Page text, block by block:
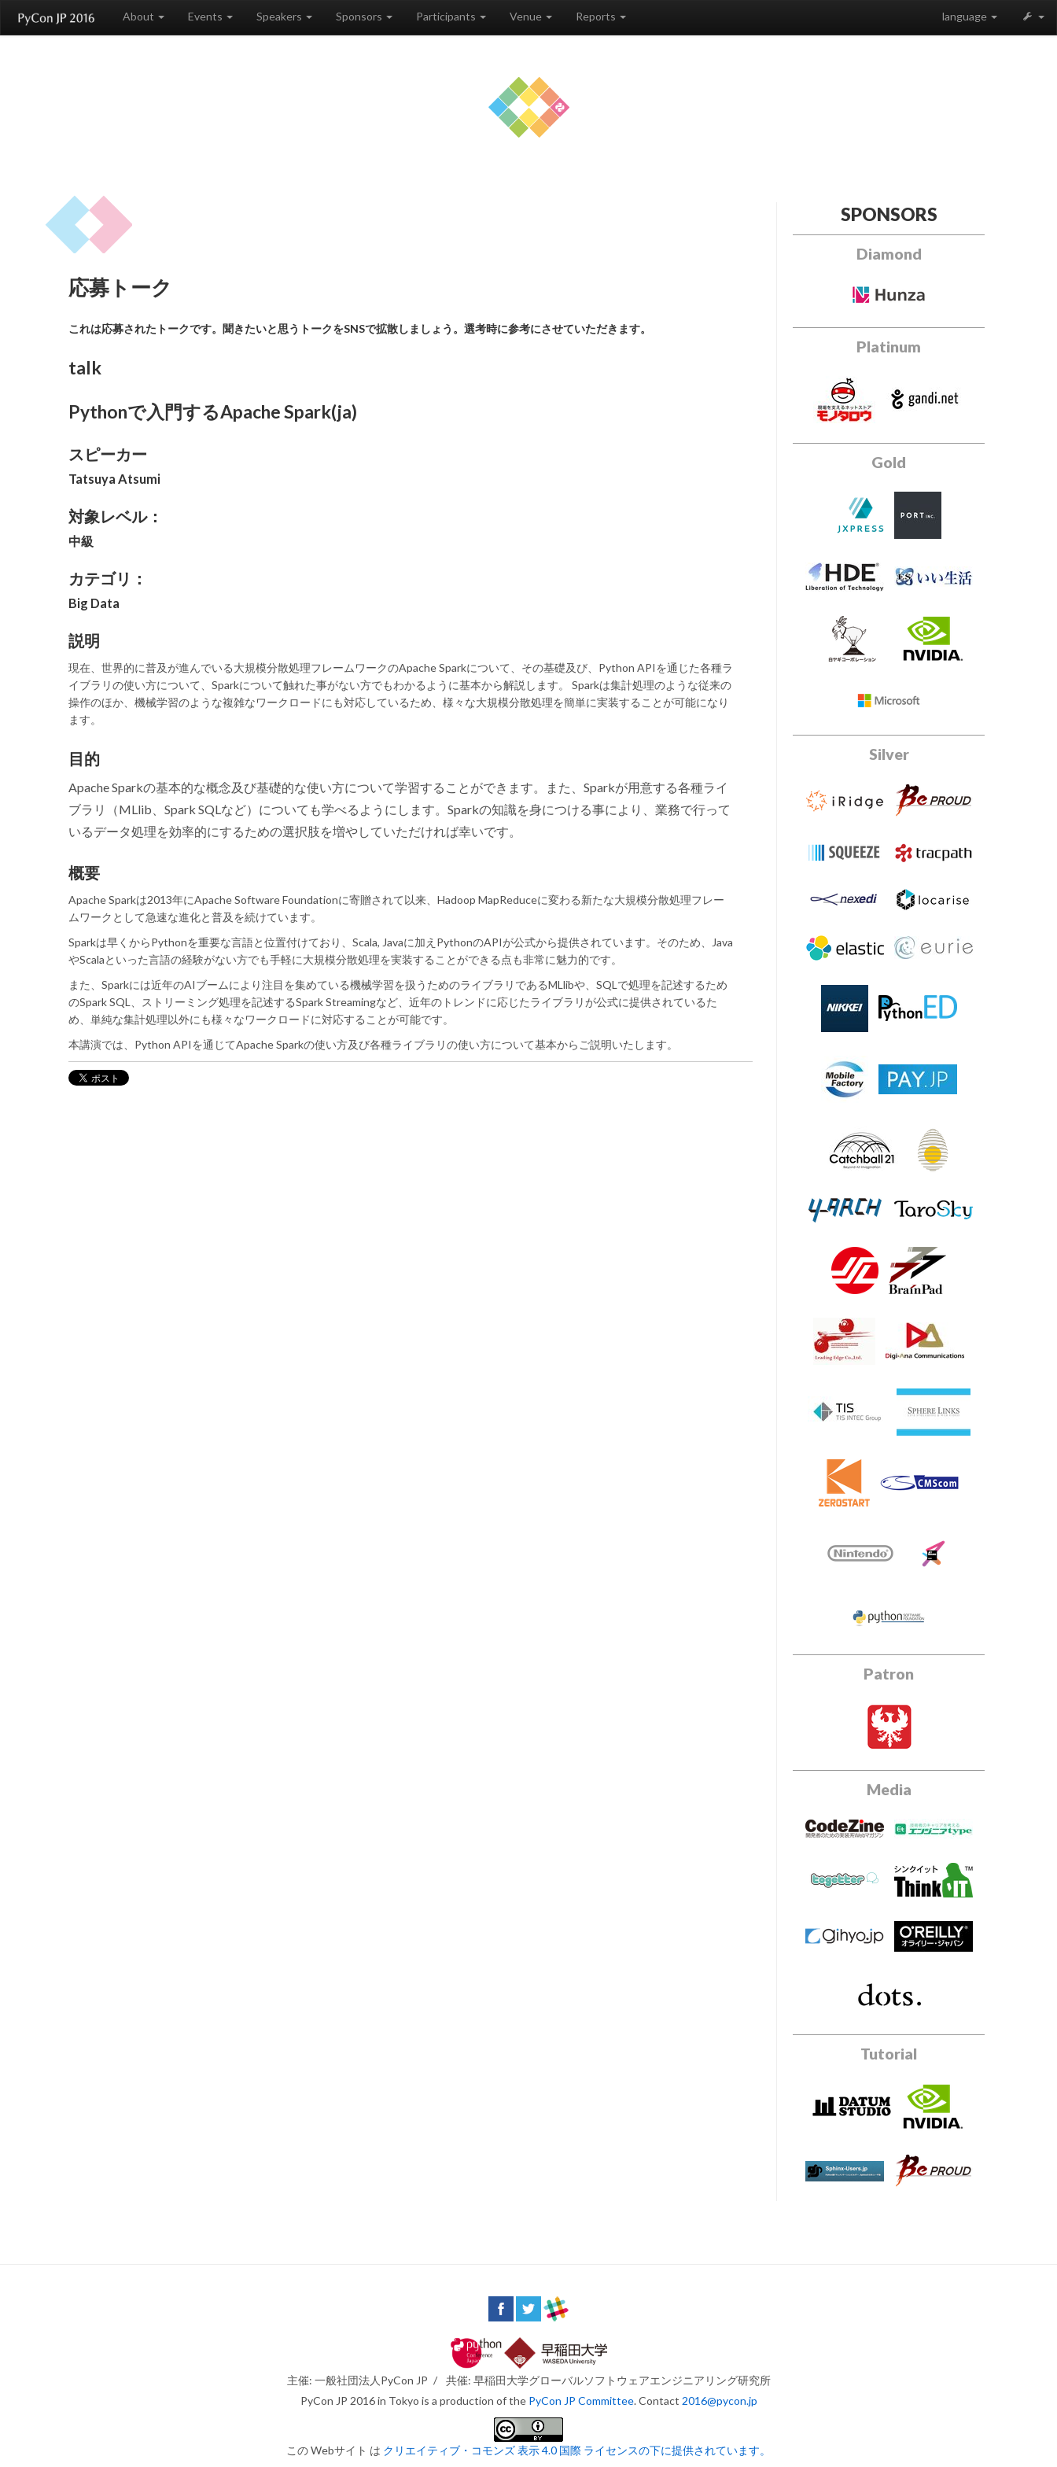
language
About Events Speakers Sponsors Participants Venue Reports
応募トーク
これは応募されたトークです。聞きたいと思うトークをSNSで拡散しましょう。選考時に参考にさせていただきます。
talk
Pythonで入門するApache Spark(ja)
スピーカー
Tatsuya Atsumi
対象レベル：
中級
カテゴリ：
Big Data
説明
現在、世界的に普及が進んでいる大規模分散処理フレームワークのApache Sparkについて、その基礎及び、Python APIを通じた各種ラ
イブラリの使い方について、Sparkについて触れた事がない方でもわかるように基本から解説します。 Sparkは集計処理のような従来の
操作のほか、機械学習のような複雑なワークロードにも対応しているため、様々な大規模分散処理を簡単に実装することが可能になり
ます。
目的
Apache Sparkの基本的な概念及び基礎的な使い方について学習することができます。また、Sparkが用意する各種ライ
ブラリ（MLlib、Spark SQLなど）についても学べるようにします。Sparkの知識を身につける事により、業務で行って
いるデータ処理を効率的にするための選択肢を増やしていただければ幸いです。
概要
Apache Sparkは2013年にApache Software Foundationに寄贈されて以来、Hadoop MapReduceに変わる新たな大規模分散処理フレー
ムワークとして急速な進化と普及を続けています。
Sparkは早くからPythonを重要な言語と位置付けており、Scala, Javaに加えPythonのAPIが公式から提供されています。そのため、Java
やScalaといった言語の経験がない方でも手軽に大規模分散処理を実装することができる点も非常に魅力的です。
また、Sparkには近年のAIブームにより注目を集めている機械学習を扱うためのライブラリであるMLlibや、SQLで処理を記述するため
のSpark SQL、ストリーミング処理を記述するSpark Streamingなど、近年のトレンドに応じたライブラリが公式に提供されているた
め、単純な集計処理以外にも様々なワークロードに対応することが可能です。
本講演では、Python APIを通じてApache Sparkの使い方及び各種ライブラリの使い方について基本からご説明いたします。
SPONSORS
Diamond
Platinum
Gold
Silver
Patron
Media
Tutorial
主催: 一般社団法人PyCon JP /
共催: 早稲田大学グローバルソフトウェアエンジニアリング研究所
PyCon JP 2016 in Tokyo is a production of the PyCon JP Committee. Contact 2016@pycon.jp
この Webサイト は クリエイティブ・コモンズ 表示 4.0 国際 ライセンスの下に提供されています。